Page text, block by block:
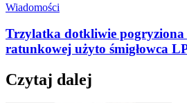
Wiadomości
Trzylatka dotkliwie pogryziona
ratunkowej użyto śmigłowca
Czytaj dalej